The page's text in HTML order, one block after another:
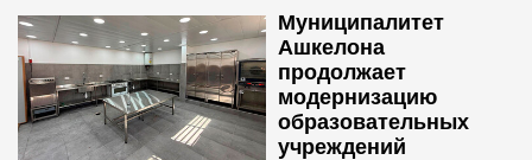
Муниципалитет
Ашкелона
продолжает
модернизацию
образовательных
учреждений